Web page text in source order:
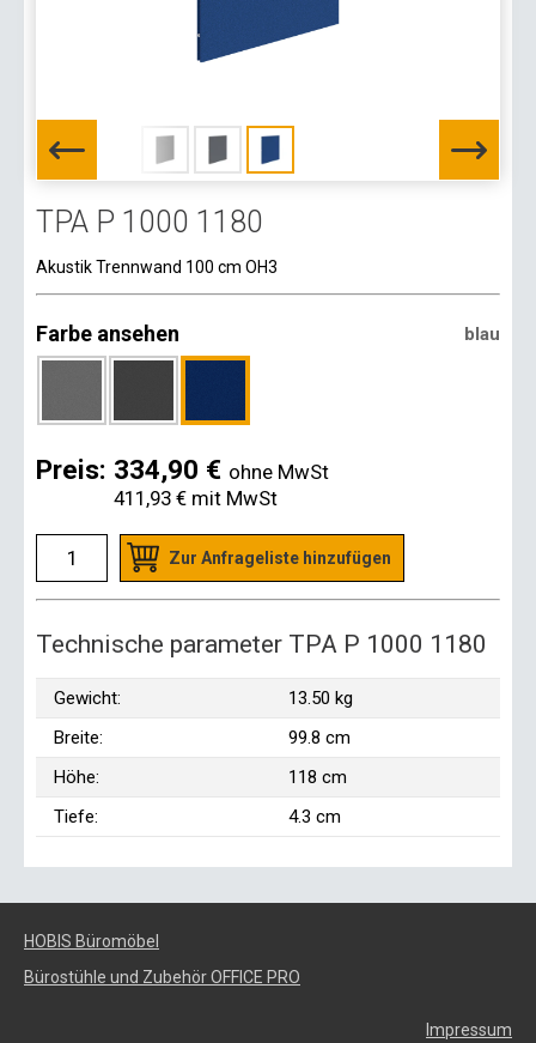
TPA P 1000 1180
Akustik Trennwand 100 cm OH3
Farbe ansehen blau
Preis: 334,90 € ohne MwSt
411,93 € mit MwSt
Zur Anfrageliste hinzufügen
Technische parameter TPA P 1000 1180
Gewicht:
13.50 kg
Breite:
99.8 cm
Höhe:
118 cm
Tiefe:
4.3 cm
HOBIS Büromöbel
Bürostühle und Zubehör OFFICE PRO
Impressum